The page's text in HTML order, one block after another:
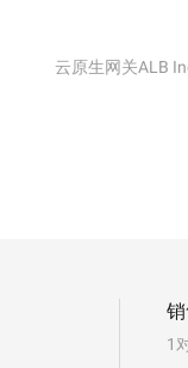
云原生网关ALB
1